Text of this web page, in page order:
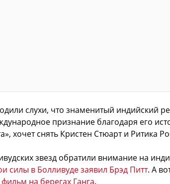
слухи, что знаменитый индийский
признание благодаря его
хочет снять Кристен Стюарт и Ритика
звезд обратили внимание на
силы в Болливуде заявил Брэд Питт. А
на берегах Ганга.